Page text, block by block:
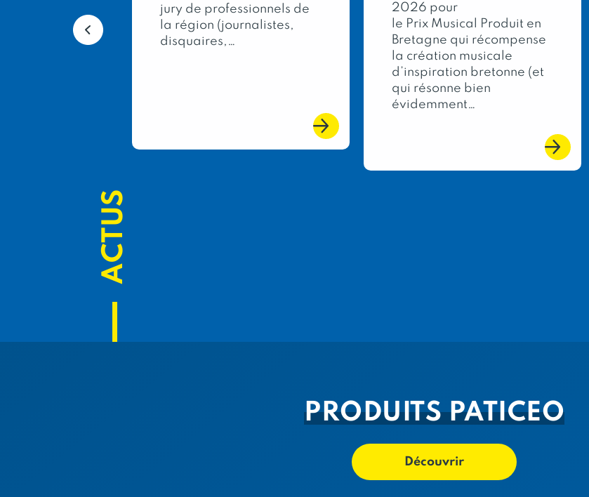
le Concours
jury de professionnels de
la région (journalistes,
disquaires,…
2026 pour
le Prix Musical Produit en
Bretagne qui récompense
la création musicale
d’inspiration bretonne (et
qui résonne bien
évidemment…
ACTUS
PRODUITS PATICEO
Découvrir